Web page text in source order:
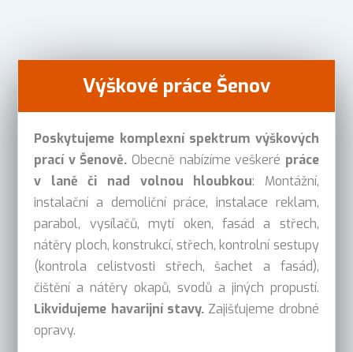
Výškové práce Šenov
Poskytujeme komplexní spektrum výškových
prací v Šenově. Obecně nabízíme veškeré práce
v laně či nad volnou hloubkou: Montážní,
instalační a demoliční práce, instalace reklam,
parabol, vysílačů, mytí oken, fasád a střech,
nátěry ploch, konstrukcí, střech, kontrolní sestupy
(kontrola celistvosti střech, šachet a fasád),
čištění a nátěry okapů, svodů a jiných propustí.
Likvidujeme havarijní stavy. Zajišťujeme drobné
opravy.